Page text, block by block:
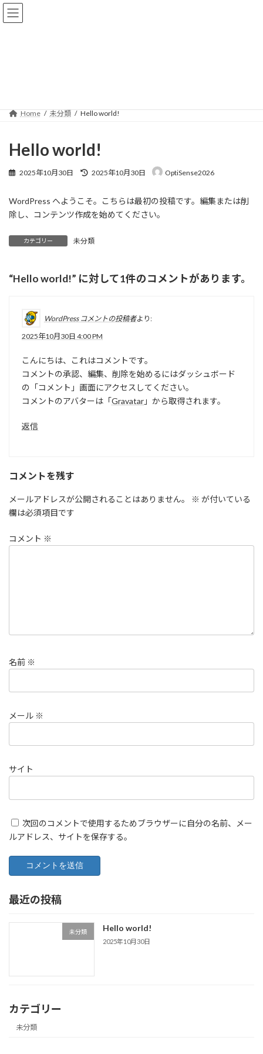
コ
ン
プ
ナ
ビ
動
Home 未分類 Hello world!
Hello world!
2025年10月30日
最
新
日
2025年10月30日 OptiSense2026
WordPress へようこそ。こちらは最初の投稿です。編集または削
除し、コンテンツ作成を始めてください。
カテゴリー 未分類
“Hello world!” に対して1件のコメントがあります。
WordPress コメントの投稿者より:
2025年10月30日 4:00 PM
こんにちは、これはコメントです。
コメントの承認、編集、削除を始めるにはダッシュボード
の「コメント」画面にアクセスしてください。
コメントのアバターは「Gravatar 」から取得されます。
返信
コメントを残す
メールアドレスが公開されることはありません。 ※ が付いている
欄は必須項目です
コメント ※
名前 ※
メール ※
サイト
次回のコメントで使用するためブラウザーに自分の名前、メー
ルアドレス、サイトを保存する。
最近の投稿
未分類 Hello world!
2025年10月30日
カテゴリー
未分類